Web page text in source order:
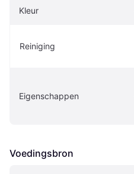
Kleur
Reiniging
Eigenschappen
Voedingsbron